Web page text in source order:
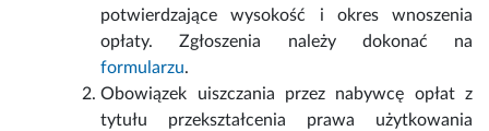
potwierdzające wysokość i okres wnoszenia
opłaty. Zgłoszenia należy dokonać na
formularzu.
Obowiązek uiszczania przez nabywcę opłat z
tytułu przekształcenia prawa użytkowania